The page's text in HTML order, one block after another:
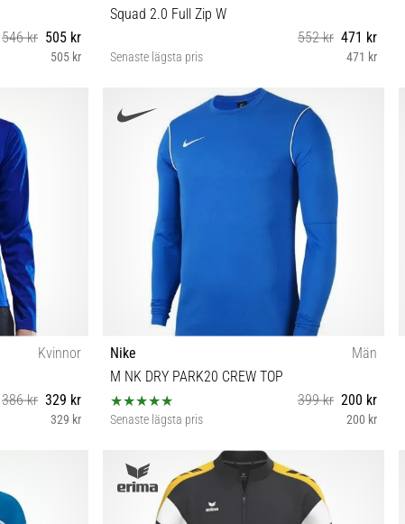
546 kr 505 kr
505 kr
Squad 2.0 Full Zip W
552 kr 471 kr
Senaste lägsta pris 471 kr
5 7 8
Kvinnor
386 kr 329 kr
329 kr
Nike
Män
M NK DRY PARK20 CREW TOP
399 kr 200 kr
Senaste lägsta pris 200 kr
XL XXL